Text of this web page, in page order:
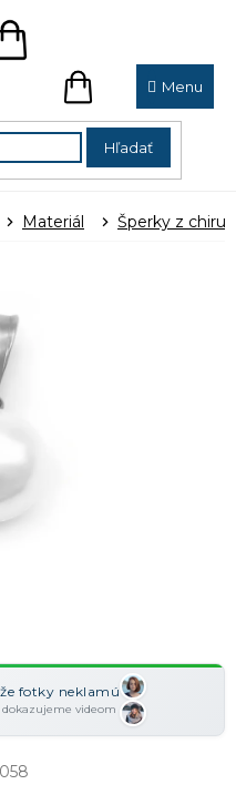
Hľadať
NÁKUPNÝ
KOŠÍK
Materiál Šperky z
fotky neklamú
videom